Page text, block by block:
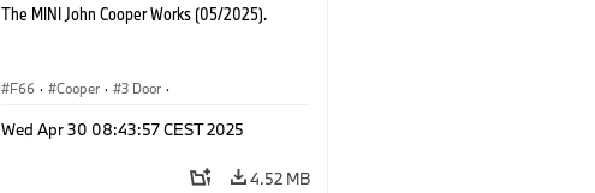
The MINI John Cooper Works (05/2025).
F66 · Cooper · 3 Door ·
Wed Apr 30 08:43:57 CEST 2025
4.52 MB